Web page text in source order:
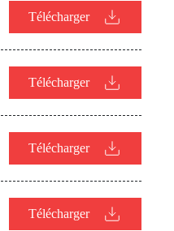
Télécharger
Télécharger
Télécharger
Télécharger